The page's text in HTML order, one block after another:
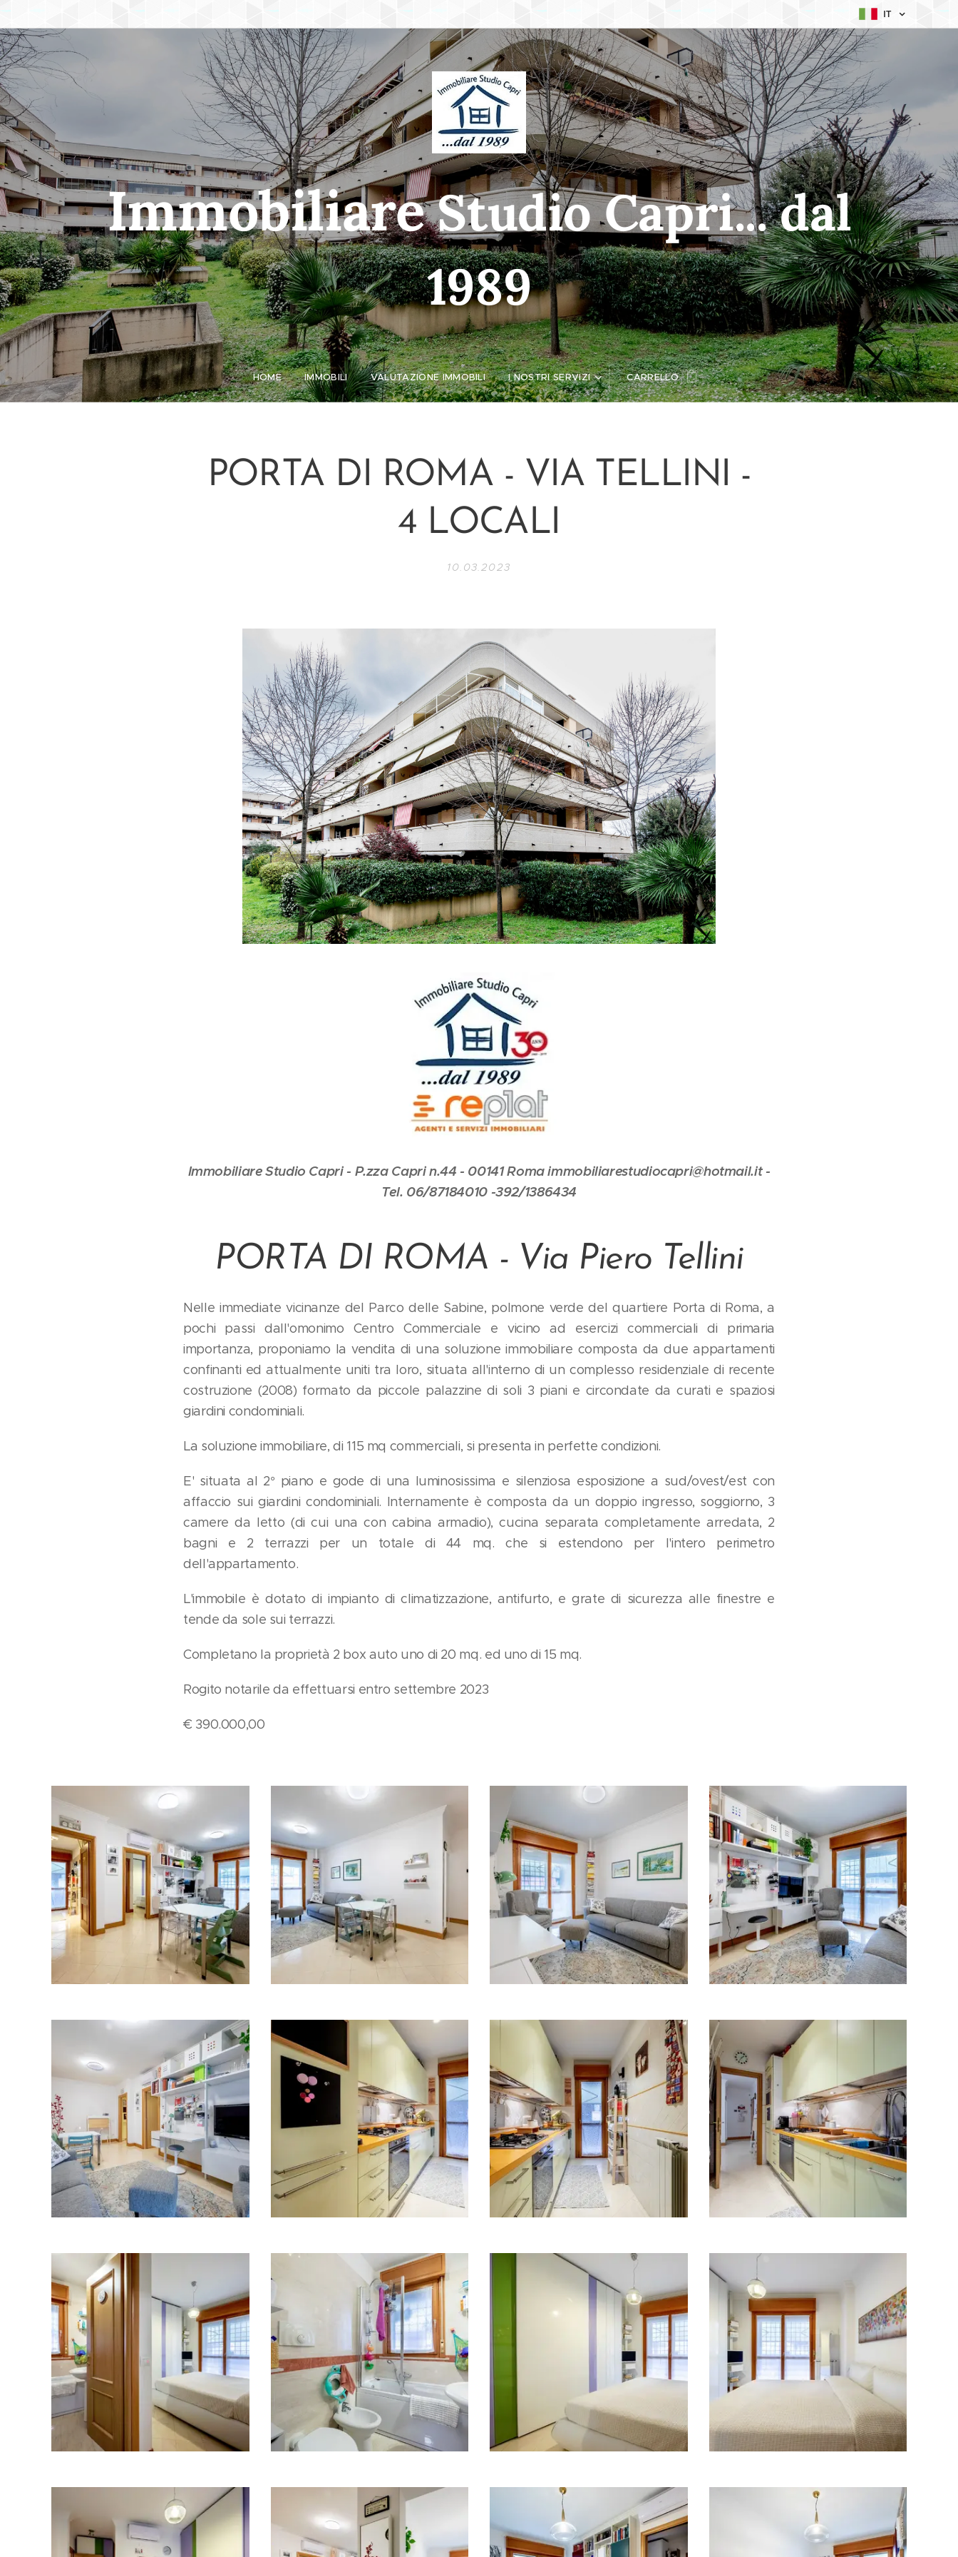
IT
ImmobiliareStudio Capri... dal
1989
HOME IMMOBILI VALUTAZIONE IMMOBILI I NOSTRI SERVIZI CARRELLO
PORTA DI ROMA - VIA TELLINI -
4 LOCALI
10.03.2023
Immobiliare Studio Capri - P.zza Capri n.44 - 00141 Roma immobiliarestudiocapri@hotmail.it -
Tel. 06/87184010 -392/1386434
PORTA DI ROMA - Via Piero Tellini
Nelle immediate vicinanze del Parco delle Sabine, polmone verde del quartiere Porta di Roma, a
pochi passi dall'omonimo Centro Commerciale e vicino ad esercizi commerciali di primaria
importanza, proponiamo la vendita di una soluzione immobiliare composta da due appartamenti
confinanti ed attualmente uniti tra loro, situata all'interno di un complesso residenziale di recente
costruzione (2008) formato da piccole palazzine di soli 3 piani e circondate da curati e spaziosi
giardini condominiali.
La soluzione immobiliare, di 115 mq commerciali, si presenta in perfette condizioni.
E' situata al 2° piano e gode di una luminosissima e silenziosa esposizione a sud/ovest/est con
affaccio sui giardini condominiali. Internamente è composta da un doppio ingresso, soggiorno, 3
camere da letto (di cui una con cabina armadio), cucina separata completamente arredata, 2
bagni e 2 terrazzi per un totale di 44 mq. che si estendono per l'intero perimetro
dell'appartamento.
L'immobile è dotato di impianto di climatizzazione, antifurto, e grate di sicurezza alle finestre e
tende da sole sui terrazzi.
Completano la proprietà 2 box auto uno di 20 mq. ed uno di 15 mq.
Rogito notarile da effettuarsi entro settembre 2023
€ 390.000,00